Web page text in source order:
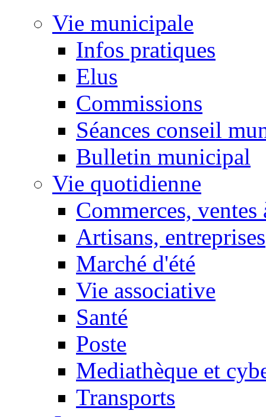
Vie municipale
Infos pratiques
Elus
Commissions
Séances conseil
Bulletin municipal
Vie quotidienne
Commerces, ventes
Artisans, entreprises
Marché d'été
Vie associative
Santé
Poste
Mediathèque et
Transports